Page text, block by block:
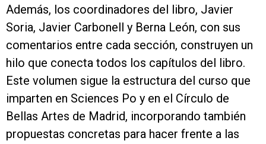
Además, los coordinadores del libro, Javier
Soria, Javier Carbonell y Berna León, con sus
comentarios entre cada sección, construyen un
hilo que conecta todos los capítulos del libro.
Este volumen sigue la estructura del curso que
imparten en Sciences Po y en el Círculo de
Bellas Artes de Madrid, incorporando también
propuestas concretas para hacer frente a las